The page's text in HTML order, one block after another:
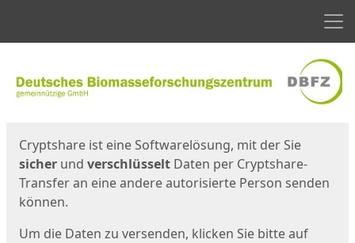
Cryptshare ist eine Softwarelösung, mit der Sie
sicher und verschlüsselt Daten per Cryptshare-
Transfer an eine andere autorisierte Person senden
können.
Um die Daten zu versenden, klicken Sie bitte auf